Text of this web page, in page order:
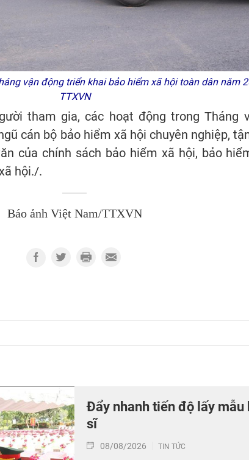
vận động triển khai bảo hiểm xã hội toàn dân năm
TTXVN
tham gia, các hoạt động trong Tháng
cán bộ bảo hiểm xã hội chuyên nghiệp,
của chính sách bảo hiểm xã hội, bảo
hội./.
Báo ảnh Việt Nam/TTXVN
Đẩy nhanh tiến độ lấy mẫu
sĩ
08/08/2026 TIN TỨC